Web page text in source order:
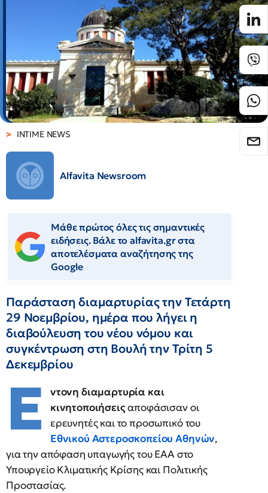
INTIME NEWS
Alfavita Newsroom
Μάθε πρώτος όλες τις σημαντικές
ειδήσεις. Βάλε το alfavita.gr στα
αποτελέσματα αναζήτησης της
Google
Παράσταση διαμαρτυρίας την Τετάρτη
29 Νοεμβρίου, ημέρα που λήγει η
διαβούλευση του νέου νόμου και
συγκέντρωση στη Βουλή την Τρίτη 5
Δεκεμβρίου
Ε
ντονη διαμαρτυρία και
κινητοποιήσειςαποφάσισαν οι
ερευνητές και το προσωπικό του
Εθνικού Αστεροσκοπείου Αθηνών,
για την απόφαση υπαγωγής του ΕΑΑ στο
Υπουργείο Κλιματικής Κρίσης και Πολιτικής
Προστασίας.